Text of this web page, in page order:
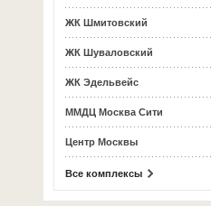
ЖК Шмитовский
ЖК Шуваловский
ЖК Эдельвейс
ММДЦ Москва Сити
Центр Москвы
Все комплексы